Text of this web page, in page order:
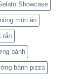
Showcase
món ăn
rắn
bánh
bánh pizza